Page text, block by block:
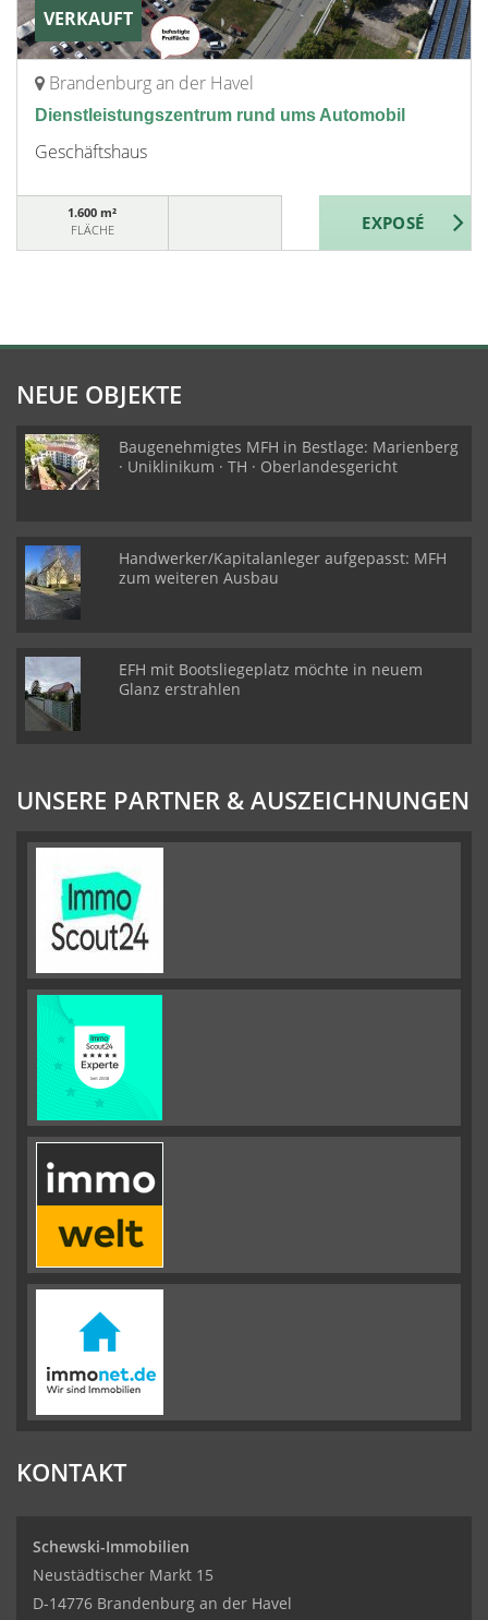
VERKAUFT
Brandenburg an der Havel
Dienstleistungszentrum rund ums Automobil
Geschäftshaus
1.600 m²
FLÄCHE
NEUE OBJEKTE
Baugenehmigtes MFH in Bestlage: Marienberg
· Uniklinikum · TH · Oberlandesgericht
Handwerker/Kapitalanleger aufgepasst: MFH
zum weiteren Ausbau
EFH mit Bootsliegeplatz möchte in neuem
Glanz erstrahlen
UNSERE PARTNER & AUSZEICHNUNGEN
KONTAKT
Schewski-Immobilien
Neustädtischer Markt 15
D-14776 Brandenburg an der Havel